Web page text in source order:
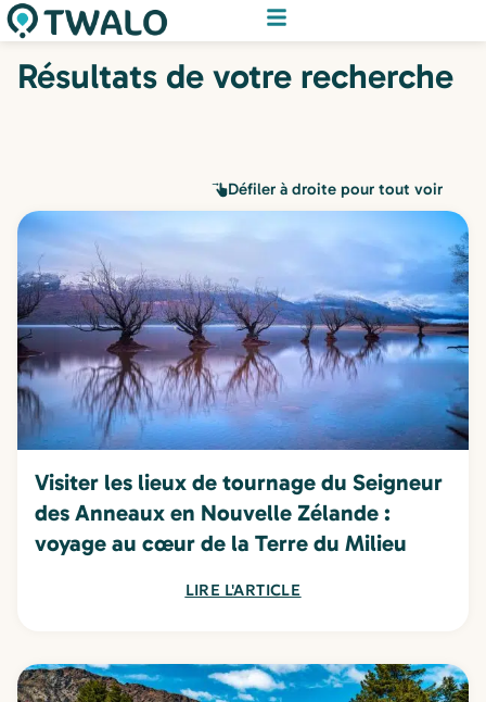
Résultats de votre recherche
Défiler à droite pour tout voir
Visiter les lieux de tournage du Seigneur
des Anneaux en Nouvelle Zélande :
voyage au cœur de la Terre du Milieu
LIRE L'ARTICLE